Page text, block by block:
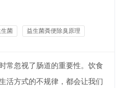
菌 益生菌粪便除臭原理
常忽视了肠道的重要性。饮食
活方式的不规律，都会让我们